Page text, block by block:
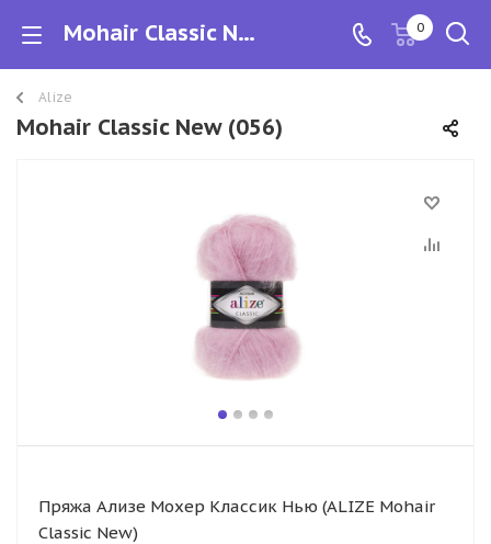
Mohair Classic New 0
Alize
Mohair Classic New (056)
Пряжа Ализе Мохер Классик Нью (ALIZE Mohair
Classic New)